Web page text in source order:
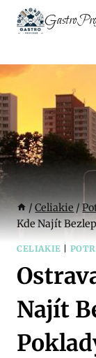
Přeskočit
/Celiakie/
Kde Najít
CELIAKIE
Najít